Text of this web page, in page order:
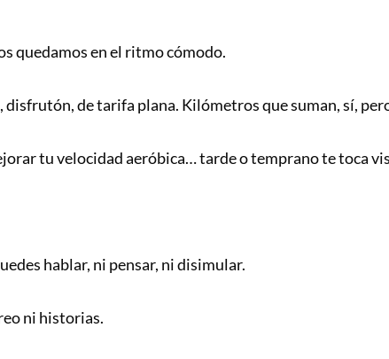
quedamos en el ritmo cómodo.
disfrutón, de tarifa plana. Kilómetros que suman, sí,
tu velocidad aeróbica… tarde o temprano te toca
hablar, ni pensar, ni disimular.
ni historias.